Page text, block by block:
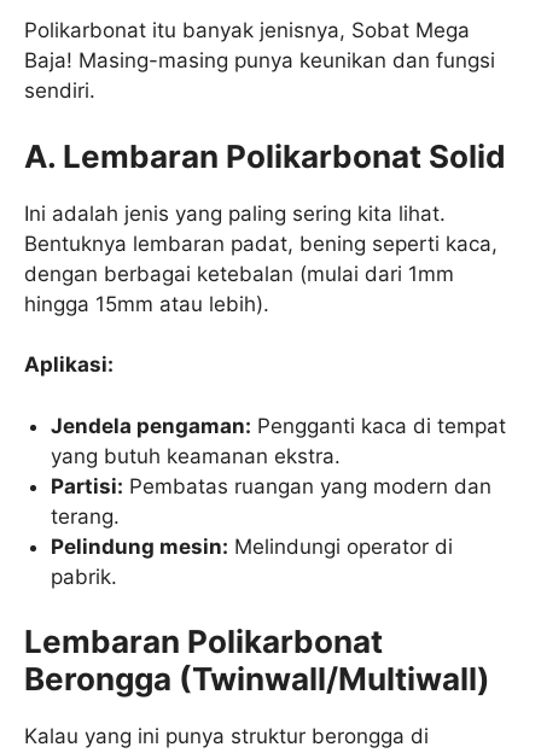
Polikarbonat itu banyak jenisnya, Sobat Mega
Baja! Masing-masing punya keunikan dan fungsi
sendiri.
A. Lembaran Polikarbonat Solid
Ini adalah jenis yang paling sering kita lihat.
Bentuknya lembaran padat, bening seperti kaca,
dengan berbagai ketebalan (mulai dari 1mm
hingga 15mm atau lebih).
Aplikasi:
Jendela pengaman: Pengganti kaca di tempat
yang butuh keamanan ekstra.
Partisi: Pembatas ruangan yang modern dan
terang.
Pelindung mesin: Melindungi operator di
pabrik.
Lembaran Polikarbonat
Berongga (Twinwall/Multiwall)
Kalau yang ini punya struktur berongga di